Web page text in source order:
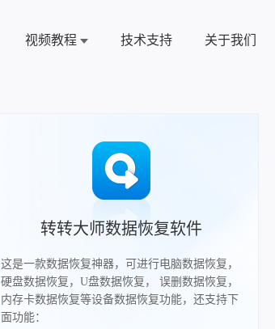
视频教程 技术支持 关于我们
转转大师数据恢复软件
这是一款数据恢复神器，可进行电脑数据恢复，
硬盘数据恢复，U盘数据恢复， 误删数据恢复，
内存卡数据恢复等设备数据恢复功能，还支持下
面功能：